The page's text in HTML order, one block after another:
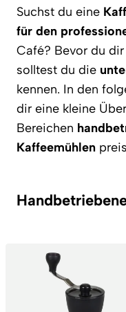
Suchst du eine
für den
Café? Bevor du
solltest du die
kennen. In den
dir eine kleine
Bereichen
Kaffeemühlen